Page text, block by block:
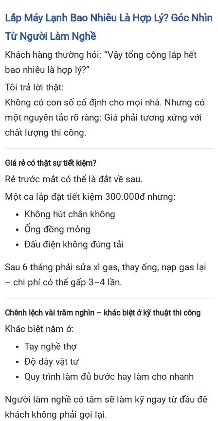
Lắp Máy Lạnh Bao Nhiêu Là Hợp Lý? Góc Nhìn
Từ Người Làm Nghề
Khách hàng thường hỏi: “Vậy tổng cộng lắp hết
bao nhiêu là hợp lý?”
Tôi trả lời thật:
Không có con số cố định cho mọi nhà. Nhưng có
một nguyên tắc rõ ràng: Giá phải tương xứng với
chất lượng thi công.
Giá rẻ có thật sự tiết kiệm?
Rẻ trước mắt có thể là đắt về sau.
Một ca lắp đặt tiết kiệm 300.000đ nhưng:
Không hút chân không
Ống đồng mỏng
Đấu điện không đúng tải
Sau 6 tháng phải sửa xì gas, thay ống, nạp gas lại
– chi phí có thể gấp 3–4 lần.
Chênh lệch vài trăm nghìn – khác biệt ở kỹ thuật thi công
Khác biệt nằm ở:
Tay nghề thợ
Độ dày vật tư
Quy trình làm đủ bước hay làm cho nhanh
Người làm nghề có tâm sẽ làm kỹ ngay từ đầu để
khách không phải gọi lại.